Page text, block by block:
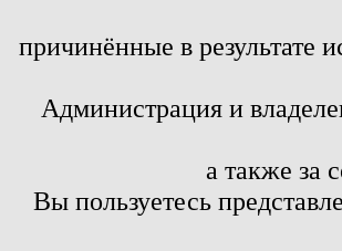
причинённые в результате
Администрация и
а также за
Вы пользуетесь